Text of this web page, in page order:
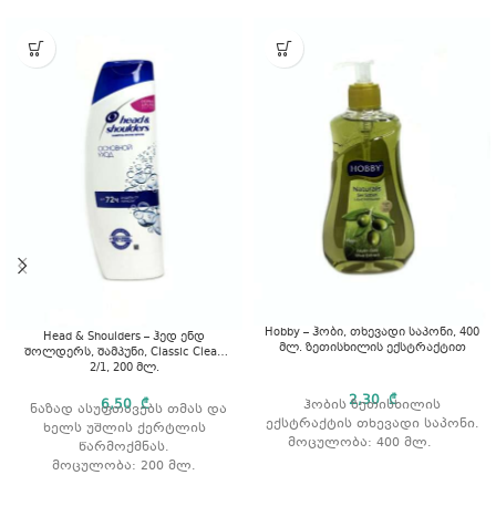
Head & Shoulders – ჰედ ენდ
შოლდერს, შამპუნი, Classic Clean
2/1, 200 მლ.
6,50₾
ნაზად ასუფთავებს თმას და
ხელს უშლის ქერტლის
წარმოქმნას.
მოცულობა: 200 მლ.
Hobby – ჰობი, თხევადი საპონი, 400
მლ. ზეთისხილის ექსტრაქტით
2,30₾
ჰობის ზეთისხილის
ექსტრაქტის თხევადი საპონი.
მოცულობა: 400 მლ.